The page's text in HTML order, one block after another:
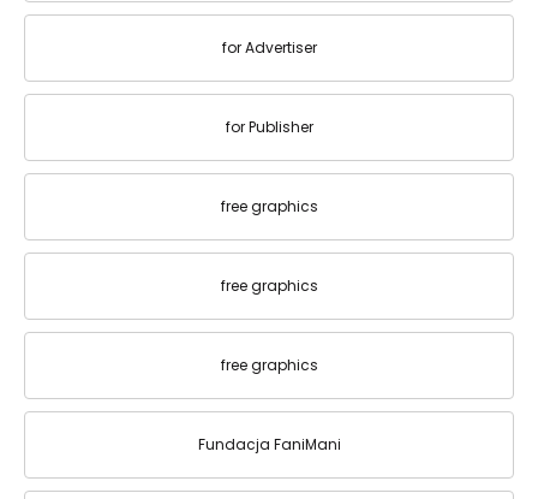
for Advertiser
for Publisher
free graphics
free graphics
free graphics
Fundacja FaniMani